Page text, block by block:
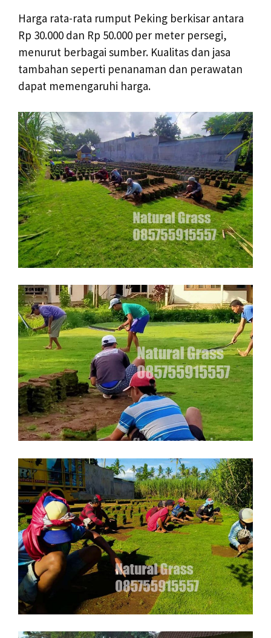
Harga rata-rata rumput Peking berkisar antara
Rp 30.000 dan Rp 50.000 per meter persegi,
menurut berbagai sumber. Kualitas dan jasa
tambahan seperti penanaman dan perawatan
dapat memengaruhi harga.